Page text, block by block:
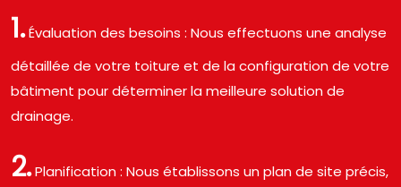
1.Évaluation des besoins : Nous effectuons une analyse
détaillée de votre toiture et de la configuration de votre
bâtiment pour déterminer la meilleure solution de
drainage.
2.Planification : Nous établissons un plan de site précis,